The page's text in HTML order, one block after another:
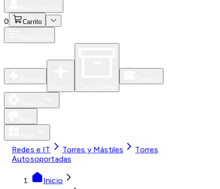
0 Carrito
Redes e IT Torres y Mástiles
Torres
Autosoportadas
Inicio